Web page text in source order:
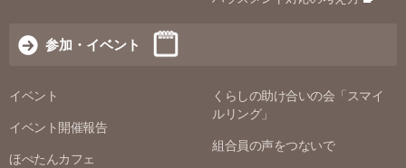
参加・イベント
イベント
イベント開催報告
ほぺたんカフェ
くらしの助け合いの会「スマイ
ルリング」
組合員の声をつないで